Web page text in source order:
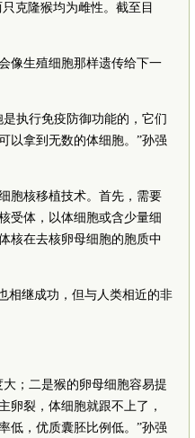
克隆猴均为雌性。截至目
像生殖细胞那样遗传给下一
执行免疫防御功能的，它们
以拿到无数的体细胞。”孙强
胞核移植技术。首先，需要
受体，以体细胞或含少量细
核在去核卵母细胞的胞质中
相继成功，但与人类相近的非
；二是猴的卵母细胞容易提
卵裂，体细胞就跟不上了，
低，优质囊胚比例低。”孙强